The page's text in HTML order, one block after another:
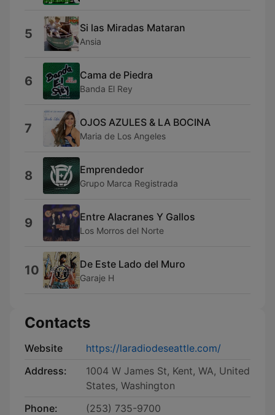
5 Si las Miradas Mataran
Ansia
6 Cama de Piedra
Banda El Rey
7 OJOS AZULES & LA BOCINA
Maria de Los Angeles
8 Emprendedor
Grupo Marca Registrada
9 Entre Alacranes Y Gallos
Los Morros del Norte
10 De Este Lado del Muro
Garaje H
Contacts
Website
https://laradiodeseattle.com/
Address:
1004 W James St, Kent, WA, United
States, Washington
Phone:
(253) 735-9700